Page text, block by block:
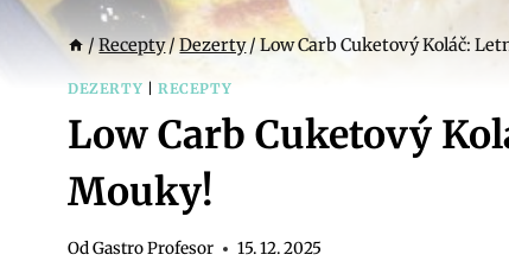
/Recepty/Dezerty/Low Carb Cuketový Koláč:
DEZERTY | RECEPTY
Low Carb Cuketový
Mouky!
OdGastro Profesor 15. 12. 2025